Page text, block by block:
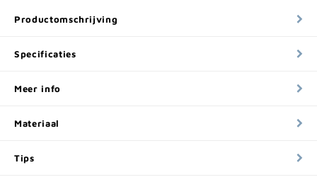
Productomschrijving
Specificaties
Meer info
Materiaal
Tips